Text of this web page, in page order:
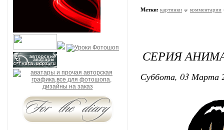
Метки: картинки комментарии
СЕРИЯ
Суббота, 03 Марта